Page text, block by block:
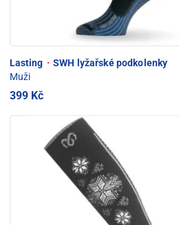
Lasting · SWH lyžařské podkolenky
Muži
399 Kč